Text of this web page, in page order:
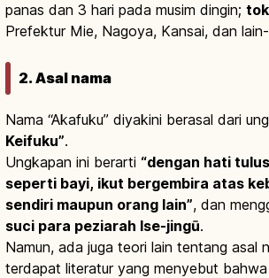
panas dan 3 hari pada musim dingin;
Prefektur Mie, Nagoya, Kansai, dan
2. Asal nama
Nama “Akafuku” diyakini berasal dari
Keifuku”.
Ungkapan ini berarti “dengan hati
seperti bayi, ikut bergembira atas
sendiri maupun orang lain”, dan
suci para peziarah Ise-jingū.
Namun, ada juga teori lain tentang asal
terdapat literatur yang menyebut bahwa